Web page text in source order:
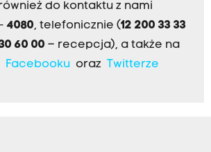
do kontaktu z nami
4080, telefonicznie (12 200 33 33
60 00 – recepcja), a także na
Facebookuoraz Twitterze